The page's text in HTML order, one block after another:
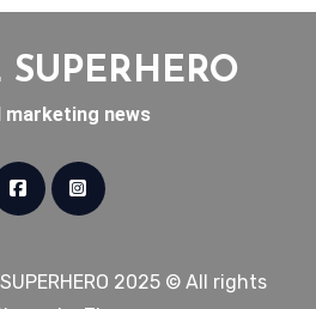
SUPERHERO
marketing news
2025 © All rights